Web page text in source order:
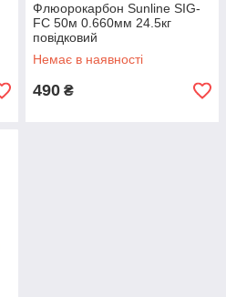
Флюорокарбон Sunline SIG-
FC 50м 0.660мм 24.5кг
повідковий
Немає в наявності
490 ₴